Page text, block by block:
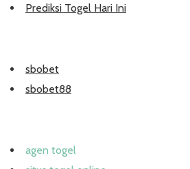
Prediksi Togel Hari Ini
sbobet
sbobet88
agen togel